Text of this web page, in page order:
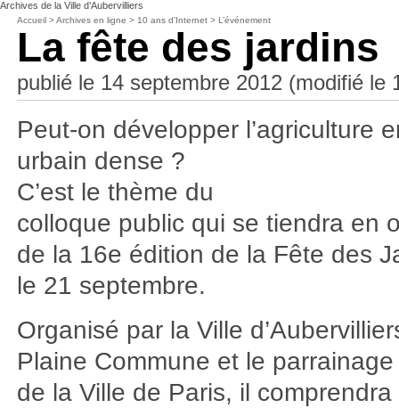
Archives de la Ville d’Aubervilliers
Accueil >Archives en ligne > 10 ans d’Internet >L’événement
La fête des jardins
publié le 14 septembre 2012 (modifié le
Peut-on développer l’agriculture
urbain dense ?
C’est le thème du
colloque public qui se tiendra en
de la 16e édition de la Fête des
le 21 septembre.
Organisé par la Ville
Plaine Commune et le parrainage
de la Ville de Paris, il